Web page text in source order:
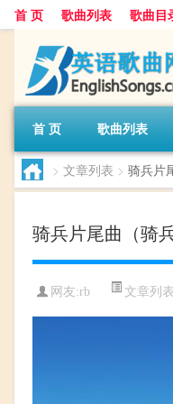
首 页 歌曲列表 歌曲目
首 页 歌曲列表
> 文章列表 > 骑兵片
骑兵片尾曲（骑兵
网友:rb 文章列表